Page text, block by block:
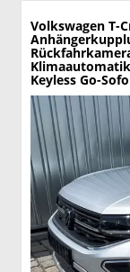
Volkswagen T-
Keyless Go-